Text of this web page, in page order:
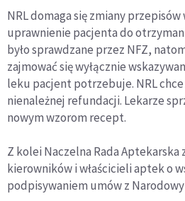
NRL domaga się zmiany
uprawnienie pacjenta do
było sprawdzane przez NFZ,
zajmować się wyłącznie
leku pacjent potrzebuje. NRL
nienależnej refundacji. Lekarze
nowym wzorom recept.
Z kolei Naczelna Rada Aptekarska
kierowników i właścicieli aptek o
podpisywaniem umów z